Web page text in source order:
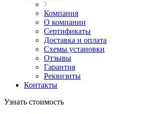
Компания
О компании
Сертификаты
Доставка и оплата
Схемы установки
Отзывы
Гарантия
Реквизиты
Контакты
Узнать стоимость